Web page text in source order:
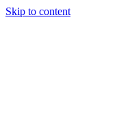
Skip to content